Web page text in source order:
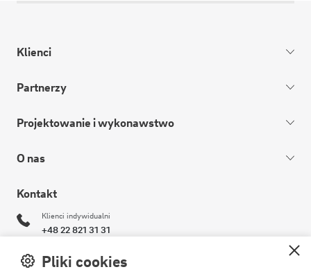
Klienci
Partnerzy
Projektowanie i wykonawstwo
O nas
Kontakt
Klienci indywidualni
+48 22 821 31 31
+48 22 821 30 11
Pliki cookies